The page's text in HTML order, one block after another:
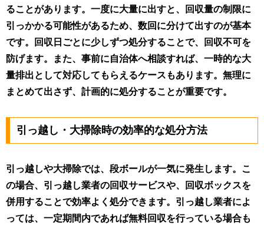
ることがあります。一度に大量に出すと、回収量の制限に
引っかかる可能性があるため、数回に分けて出すのが基本
です。回収日ごとに少しずつ処分することで、回収不可を
防げます。また、事前に自治体へ相談すれば、一時的な大
量排出として対応してもらえるケースもあります。無理に
まとめて出さず、計画的に処分することが重要です。
引っ越し・大掃除時の効率的な処分方法
引っ越しや大掃除では、段ボールが一気に発生します。こ
の場合、引っ越し業者の回収サービスや、回収ボックスを
併用することで効率よく処分できます。引っ越し業者によ
っては、一定期間内であれば無料回収を行っている場合も